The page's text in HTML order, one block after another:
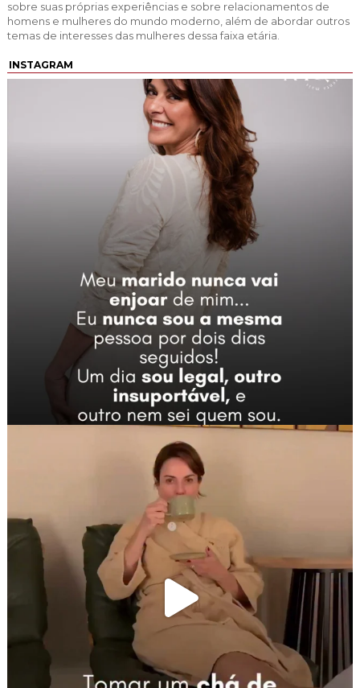
sobre suas próprias experiências e sobre relacionamentos de
homens e mulheres do mundo moderno, além de abordar outros
temas de interesses das mulheres dessa faixa etária.
INSTAGRAM